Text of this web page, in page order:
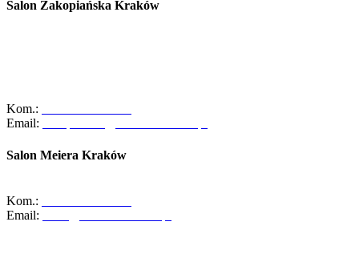
Salon Zakopiańska Kraków
Kom.:
Email:
Salon Meiera Kraków
Kom.:
Email: